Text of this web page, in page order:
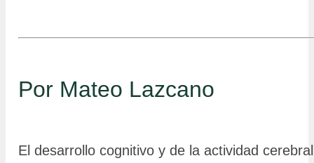
Por Mateo Lazcano
El desarrollo cognitivo y de la actividad